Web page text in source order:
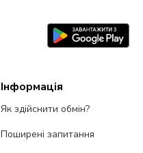
Інформація
Як здійснити обмін?
Поширені запитання